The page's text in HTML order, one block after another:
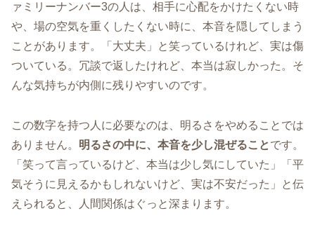
ァミリーナンバー3の人は、相手に心配をかけたくない時
や、場の空気を重くしたくない時に、本音を隠してしまう
ことがあります。「大丈夫」と笑っているけれど、実は傷
ついている。冗談で返したけれど、本当は寂しかった。そ
んな気持ちが内側に残りやすいのです。
この数字を持つ人に必要なのは、明るさをやめることでは
ありません。 明るさの中に、本音を少し混ぜることです。
「笑って言っているけど、本当は少し気にしていた」「平
気そうに見えるかもしれないけど、実は不安だった」と伝
えられると、人間関係はぐっと深まります。